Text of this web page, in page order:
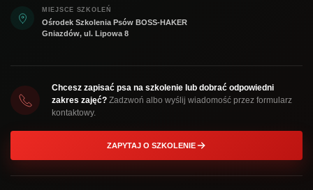
MIEJSCE SZKOLEŃ
Ośrodek Szkolenia Psów BOSS-HAKER
Gniazdów, ul. Lipowa 8
Chcesz zapisać psa na szkolenie lub dobrać odpowiedni
zakres zajęć? Zadzwoń albo wyślij wiadomość przez formularz
kontaktowy.
ZAPYTAJ O SZKOLENIE